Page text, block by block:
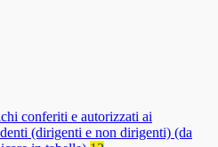
conferiti e autorizzati ai
(dirigenti e non dirigenti) (da